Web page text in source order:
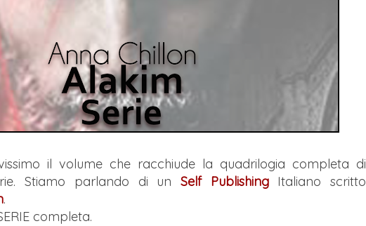
il volume che racchiude la quadrilogia completa di
Stiamo parlando di un Self PublishingItaliano scritto
.
completa.